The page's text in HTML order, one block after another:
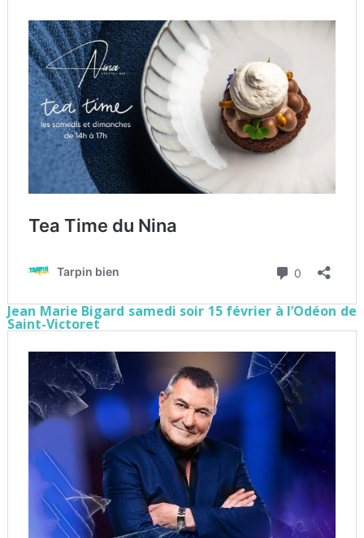
Jean Marie Bigard samedi soir 15 février à l’Odéon de
Saint-Victoret